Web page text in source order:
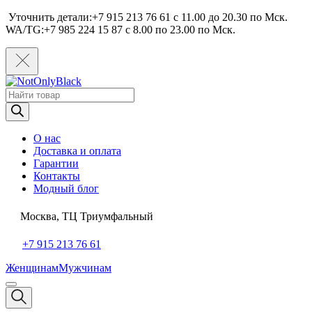
Уточнить детали:+7 915 213 76 61 c 11.00 до 20.30 по Мcк.
WA/TG:+7 985 224 15 87 c 8.00 по 23.00 по Мcк.
Поиск
товаров
О нас
Доставка и оплата
Гарантии
Контакты
Модный блог
Москва, ТЦ Триумфальный
+7 915 213 76 61
ЖенщинамМужчинам